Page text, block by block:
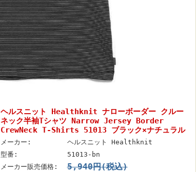
ヘルスニット Healthknit ナローボーダー クルー
ネック半袖Tシャツ Narrow Jersey Border
CrewNeck T-Shirts 51013 ブラック×ナチュラル
メーカー:
ヘルスニット Healthknit
型番:
51013-bn
メーカー販売価格:
5,940円(税込)